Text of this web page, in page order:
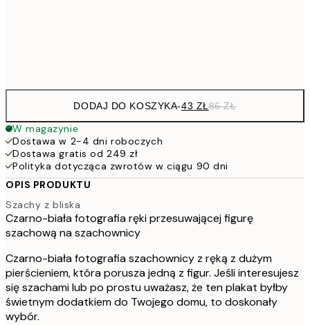
DODAJ DO KOSZYKA-43 ZŁ 86 ZŁ
W magazynie
Dostawa w 2-4 dni roboczych
Dostawa gratis od 249 zł
Polityka dotycząca zwrotów w ciągu 90 dni
OPIS PRODUKTU
Szachy z bliska
Czarno-biała fotografia ręki przesuwającej figurę
szachową na szachownicy
Czarno-biała fotografia szachownicy z ręką z dużym
pierścieniem, która porusza jedną z figur. Jeśli interesujesz
się szachami lub po prostu uważasz, że ten plakat byłby
świetnym dodatkiem do Twojego domu, to doskonały
wybór.